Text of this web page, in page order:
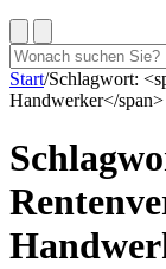
Suchen
nach:
Start/Schlagwort:
Handwerker</span>